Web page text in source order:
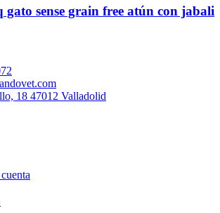
páginasense grain free atún con jabali
18 47012 Valladolid